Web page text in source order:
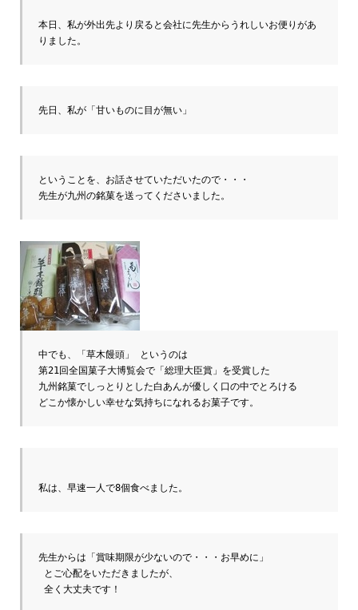
本日、私が外出先より戻ると会社に先生からうれしいお便りがあ
りました。
先日、私が「甘いものに目が無い」
ということを、お話させていただいたので・・・
中でも、「草木饅頭」 というのは
第21回全国菓子大博覧会で「総理大臣賞」を受賞した
九州銘菓でしっとりとした白あんが優しく口の中でとろける
どこか懐かしい幸せな気持ちになれるお菓子です。
私は、早速一人で8個食べました。
先生からは「賞味期限が少ないので・・・お早めに」
全く大丈夫です！